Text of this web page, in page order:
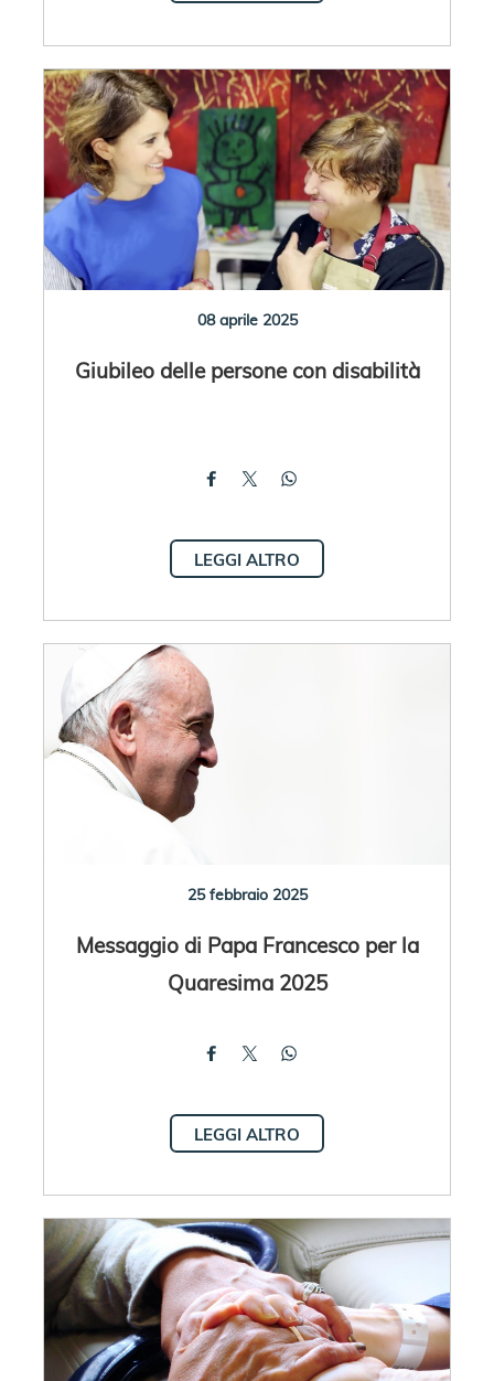
08 aprile 2025
Giubileo delle persone con disabilità
LEGGI ALTRO
25 febbraio 2025
Messaggio di Papa Francesco per la
Quaresima 2025
LEGGI ALTRO